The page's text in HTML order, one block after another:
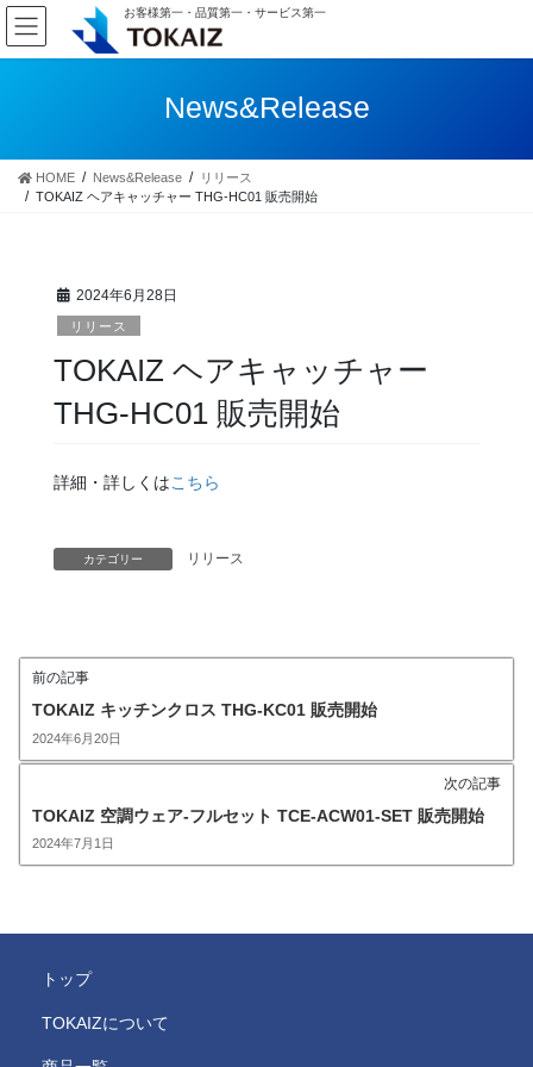
コ
ン
テ
ス
ナ
ビ
ゲ
ン
お客様第一・品質第一・サービス第一
News&Release
HOME News&Release
リリース
TOKAIZ ヘアキャッチャー THG-HC01 販売開始
2024年6月28日
リリース
TOKAIZ ヘアキャッチャー
THG-HC01 販売開始
詳細・詳しくはこちら
カテゴリー リリース
前の記事
TOKAIZ キッチンクロス THG-KC01 販売開始
2024年6月20日
次の記事
TOKAIZ 空調ウェア-フルセット TCE-ACW01-SET 販売開始
2024年7月1日
トップ
TOKAIZについて